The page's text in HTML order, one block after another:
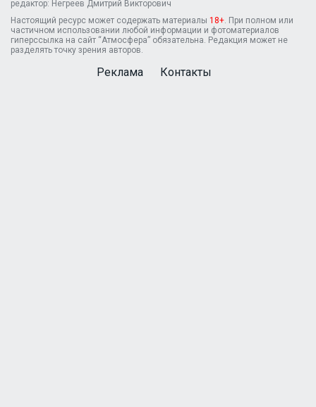
редактор: Негреев Дмитрий Викторович
Настоящий ресурс может содержать материалы 18+. При полном или
частичном использовании любой информации и фотоматериалов
гиперссылка на сайт “Атмосфера” обязательна. Редакция может не
разделять точку зрения авторов.
Реклама Контакты